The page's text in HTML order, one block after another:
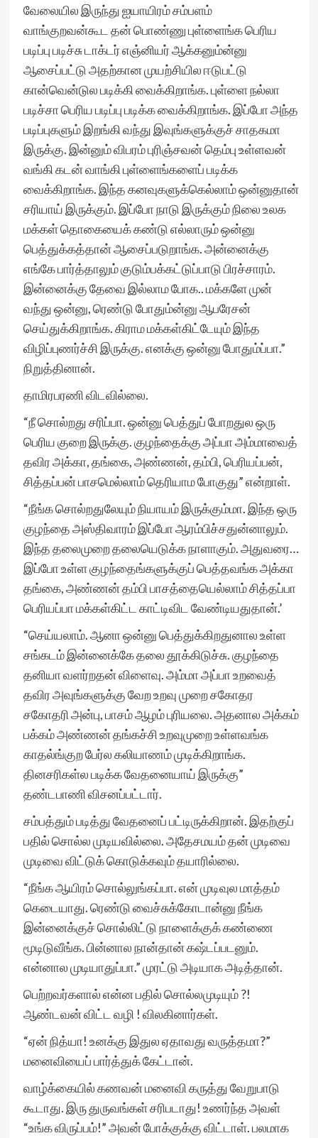
வேலையில இருந்து ஐயாயிரம் சம்பளம்
வாங்குறவன்கூட தன் பொண்ணு புள்ளைங்க பெரிய
படிப்பு படிச்சு டாக்டர் எஞ்னியர் ஆக்கனும்ன்னு
ஆசைப்பட்டு அதற்கான முயற்சியில ஈடுபட்டு
கான்வென்டுல படிக்கி வைக்கிறாங்க. புள்ளை நல்லா
படிச்சா பெரிய படிப்பு படிக்க வைக்கிறாங்க. இப்போ அந்த
படிப்புகளும் இறங்கி வந்து இவுங்களுக்குச் சாதகமா
இருக்கு. இன்னும் விபரம் புரிஞ்சவன் தெம்பு உள்ளவன்
வங்கி கடன் வாங்கி புள்ளைங்களைப் படிக்க
வைக்கிறாங்க. இந்த கனவுகளுக்கெல்லாம் ஒன்னுதான்
சரியாய் இருக்கும். இப்போ நாடு இருக்கும் நிலை உலக
மக்கள் தொகையைக் கண்டு எல்லாரும் ஒன்னு
பெத்துக்கத்தான் ஆசைப்படுறாங்க. அன்னைக்கு
எங்கே பார்த்தாலும் குடும்பக்கட்டுப்பாடு பிரச்சாரம்.
இன்னைக்கு தேவை இல்லாம போக.. மக்களே முன்
வந்து ஒன்னு, ரெண்டு போதும்ன்னு ஆபரேசன்
செய்துக்கிறாங்க. கிராம மக்கள்கிட்டேயும் இந்த
விழிப்புணர்ச்சி இருக்கு. எனக்கு ஒன்னு போதும்ப்பா.”
நிறுத்தினான்.
தாமிரபரணி விடவில்லை.
“நீ சொல்றது சரிப்பா. ஒன்னு பெத்துப் போறதுல ஒரு
பெரிய குறை இருக்கு. குழந்தைக்கு அப்பா அம்மாவைத்
தவிர அக்கா, தங்கை, அண்ணன், தம்பி, பெரியப்பன்,
சித்தப்பன் பாசமெல்லாம் தெரியாம போகுது” என்றாள்.
“நீங்க சொல்றதுலேயும் நியாயம் இருக்கும்மா. இந்த ஒரு
குழந்தை அஸ்திவாரம் இப்போ ஆரம்பிச்சதுன்னாலும்.
இந்த தலைமுறை தலையெடுக்க நாளாகும். அதுவரை…
இப்போ உள்ள குழந்தைங்களுக்குப் பெத்தவங்க அக்கா
தங்கை, அண்ணன் தம்பி பாசத்தையெல்லாம் சித்தப்பா
பெரியப்பா மக்கள்கிட்ட காட்டிவிட வேண்டியதுதான்.’
“செய்யலாம். ஆனா ஒன்னு பெத்துக்கிறதுனால உள்ள
சங்கடம் இன்னைக்கே தலை தூக்கிடுச்சு. குழந்தை
தனியா வளர்றதன் விளைவு. அம்மா அப்பா உறவைத்
தவிர அவுங்களுக்கு வேற உறவு முறை சகோதர
சகோதரி அன்பு, பாசம் ஆழம் புரியலை. அதனால அக்கம்
பக்கம் அண்ணன் தங்கச்சி உறவுமுறை உள்ளவங்க
காதல்ங்குற பேர்ல கலியாணம் முடிக்கிறாங்க.
தினசரிகள்ல படிக்க வேதனையாய் இருக்கு”
தண்டபாணி விசனப்பட்டார்.
சம்பத்தும் படித்து வேதனைப் பட்டிருக்கிறான். இதற்குப்
பதில் சொல்ல முடியவில்லை. அதேசமயம் தன் முடிவை
முடிவை விட்டுக் கொடுக்கவும் தயாரில்லை.
“நீங்க ஆயிரம் சொல்லுங்கப்பா. என் முடிவுல மாத்தம்
கெடையாது. ரெண்டு வைச்சுக்கோடான்னு நீங்க
இன்னைக்குச் சொல்லிட்டு நாளைக்குக் கண்ணை
மூடிடுவீங்க. பின்னால நான்தான் கஷ்டப்படனும்.
என்னால முடியாதுப்பா.” முரட்டு அடியாக அடித்தான்.
பெற்றவர்களால் என்ன பதில் சொல்லமுடியும் ?!
ஆண்டவன் விட்ட வழி ! விலகினார்கள்.
“ஏன் நித்யா! உனக்கு இதுல ஏதாவது வருத்தமா?”
மனைவியைப் பார்த்துக் கேட்டான்.
வாழ்க்கையில் கணவன் மனைவி கருத்து வேறுபாடு
கூடாது. இரு துருவங்கள் சரிபடாது! உணர்ந்த அவள்
“உங்க விருப்பம்!” அவன் போக்குக்கு விட்டாள். பலமாக